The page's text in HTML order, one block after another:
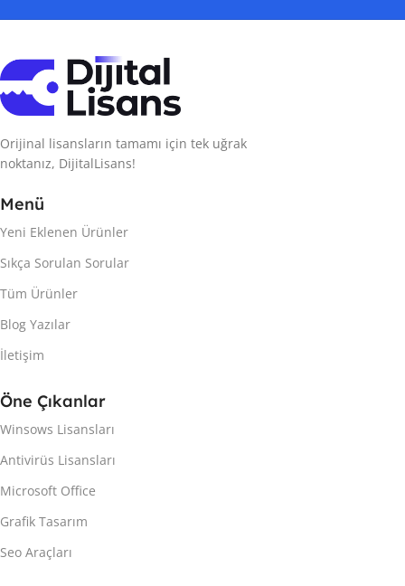
Orijinal lisansların tamamı için tek uğrak
noktanız, DijitalLisans!
Menü
Yeni Eklenen Ürünler
Sıkça Sorulan Sorular
Tüm Ürünler
Blog Yazılar
İletişim
Öne Çıkanlar
Winsows Lisansları
Antivirüs Lisansları
Microsoft Office
Grafik Tasarım
Seo Araçları